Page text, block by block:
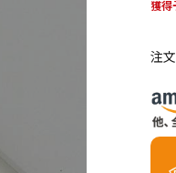
獲得
注